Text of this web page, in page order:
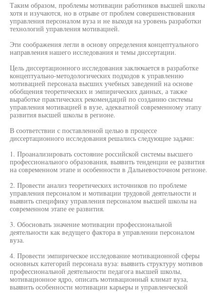
Таким образом, проблемы мотивации работников высшей школы
хотя и изучаются, но в отрыве от проблем совершенствования
управления персоналом вуза и не выходя на уровень разработки
технологий управления мотивацией.
Эти соображения легли в основу определения концептуального
направления нашего исследования и темы диссертации.
Цель диссертационного исследования заключается в разработке
концептуально-методологических подходов к управлению
мотивацией персонала высших учебных заведений на основе
обобщения теоретических и эмпирических данных, а также
выработке практических рекомендаций по созданию системы
управления мотивацией в вузе, адекватной современному этапу
развития высшей школы в регионе.
В соответствии с поставленной целью в процессе
диссертационного исследования решались следующие задачи:
1. Проанализировать состояние российской системы высшего
профессионального образования, выявить тенденции ее развития
на современном этапе и особенности в Дальневосточном регионе.
2. Провести анализ теоретических источников по проблеме
управления персоналом и мотивации трудовой деятельности и
выявить специфику управления персоналом высшей школы на
современном этапе ее развития.
3. Обосновать значение мотивации профессиональной
деятельности как ведущего фактора в управлении персоналом
вуза.
4. Провести эмпирическое исследование мотивационной сферы
основных категорий персонала вуза: выявить структуру мотивов
профессиональной деятельности педагога высшей школы,
мотивационное ядро, описать мотивационный климат вуза,
выявить особенности мотивации карьеры и управленческой